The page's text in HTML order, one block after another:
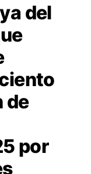
del
de
por